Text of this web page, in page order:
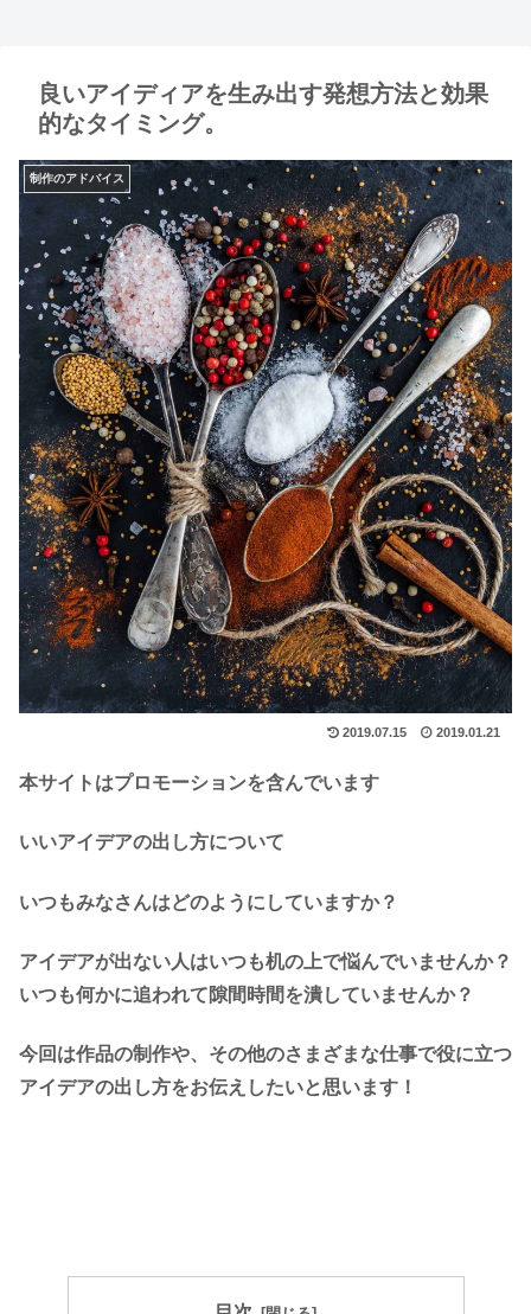
良いアイディアを生み出す発想方法と効果
的なタイミング。
制作のアドバイス
2019.07.15 2019.01.21
本サイトはプロモーションを含んでいます
いいアイデアの出し方について
いつもみなさんはどのようにしていますか？
アイデアが出ない人はいつも机の上で悩んでいませんか？
いつも何かに追われて隙間時間を潰していませんか？
今回は作品の制作や、その他のさまざまな仕事で役に立つ
アイデアの出し方をお伝えしたいと思います！